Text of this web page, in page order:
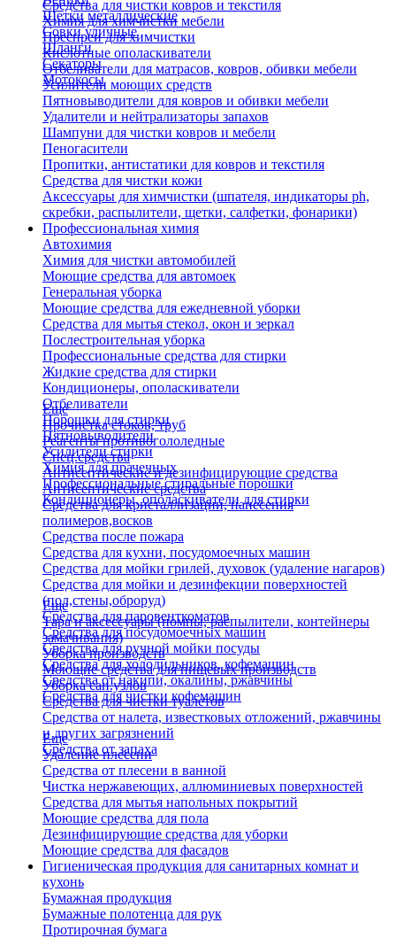
Щетки металлические
Совки уличные
Шланги
Секаторы
Мотокосы
Средства для чистки ковров и текстиля
Химия для химчистки мебели
Преспреи для химчистки
Кислотные ополаскиватели
Отбеливатели для матрасов, ковров, обивки мебели
Усилители моющих средств
Пятновыводители для ковров и обивки мебели
Удалители и нейтрализаторы запахов
Шампуни для чистки ковров и мебели
Пеногасители
Пропитки, антистатики для ковров и текстиля
Средства для чистки кожи
Аксессуары для химчистки (шпателя, индикаторы ph,
скребки, распылители, щетки, салфетки, фонарики)
Профессиональная химия
Автохимия
Химия для чистки автомобилей
Моющие средства для автомоек
Генеральная уборка
Моющие средства для ежедневной уборки
Средства для мытья стекол, окон и зеркал
Послестроительная уборка
Профессиональные средства для стирки
Жидкие средства для стирки
Кондиционеры, ополаскиватели
Отбеливатели
Порошки для стирки
Пятновыводители
Усилители стирки
Химия для прачечных
Профессиональные стиральные порошки
Кондиционеры, ополаскиватели для стирки
Еще
Прочистка стоков, труб
Реагенты противогололедные
Спец.средства
Антисептические и дезинфицирующие средства
Антисептические средства
Средства для кристаллизации, нанесения
полимеров,восков
Средства после пожара
Средства для кухни, посудомоечных машин
Средства для мойки грилей, духовок (удаление нагаров)
Средства для мойки и дезинфекции поверхностей
(пол,стены,оброруд)
Средства для паровенткоматов
Средства для посудомоечных машин
Средства для ручной мойки посуды
Средства для холодильников, кофемашин
Средства от накипи, окалины, ржавчины
Средства для чистки кофемашин
Еще
Тара и аксессуары (помпы, распылители, контейнеры
замачивания)
Уборка производств
Моющие средства для пищевых производств
Уборка сан.узлов
Средства для чистки туалетов
Средства от налета, известковых отложений, ржавчины
и других загрязнений
Средства от запаха
Еще
Удаление плесени
Средства от плесени в ванной
Чистка нержавеющих, аллюминиевых поверхностей
Средства для мытья напольных покрытий
Моющие средства для пола
Дезинфицирующие средства для уборки
Моющие средства для фасадов
Гигиеническая продукция для санитарных комнат и
кухонь
Бумажная продукция
Бумажные полотенца для рук
Протирочная бумага